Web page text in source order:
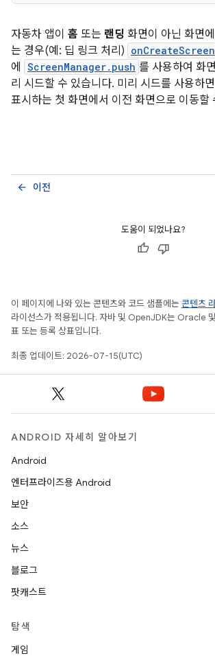
자동차 앱이 홈 또는 랜딩 화면이 아닌 화면
는 경우(예: 딥 링크 처리) onCreateScreen
에
ScreenManager.push 를 사용하여 화
리 시드할 수 있습니다. 미리 시드를 사용하
표시하는 첫 화면에서 이전 화면으로 이동할
이전
arrow_back
도움이 되었나요?
이 페이지에 나와 있는 콘텐츠와 코드 샘플에는 콘텐츠
라이선스가 적용됩니다. 자바 및 OpenJDK는 Oracle
표 또는 등록 상표입니다.
최종 업데이트: 2026-07-15(UTC)
ANDROID 자세히 알아보기
Android
엔터프라이즈용 Android
보안
소스
뉴스
블로그
팟캐스트
탐색
게임